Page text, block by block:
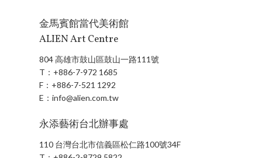
金馬賓館當代美術館
ALIEN Art Centre
804 高雄市鼓山區鼓山一路111號
T： +886-7-972 1685
F： +886-7-521 1292
E：info@alien.com.tw
永添藝術台北辦事處
110 台灣台北市信義區松仁路100號34F